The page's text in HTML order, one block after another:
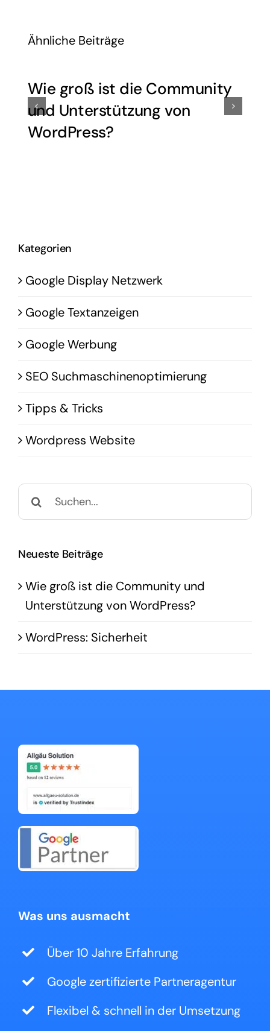
Ähnliche Beiträge
Wie groß ist die Community
und Unterstützung von
WordPress?
Kategorien
Google Display Netzwerk
Google Textanzeigen
Google Werbung
SEO Suchmaschinenoptimierung
Tipps & Tricks
Wordpress Website
Suche
nach:
Neueste Beiträge
Wie groß ist die Community und
Unterstützung von WordPress?
WordPress: Sicherheit
Was uns ausmacht
Über 10 Jahre Erfahrung
Google zertifizierte Partneragentur
Flexibel & schnell in der Umsetzung